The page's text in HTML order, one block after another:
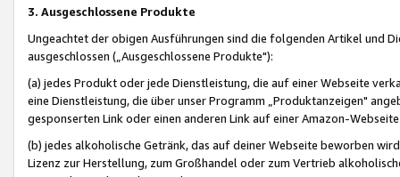
3. Ausgeschlossene Produkte
Ungeachtet der obigen Ausführungen sind die folgenden Artikel und
ausgeschlossen („Ausgeschlossene Produkte"):
(a) jedes Produkt oder jede Dienstleistung, die auf einer Webseite
eine Dienstleistung, die über unser Programm „Produktanzeigen"
gesponserten Link oder einen anderen Link auf einer Amazon-
(b) jedes alkoholische Getränk, das auf deiner Webseite beworben
Lizenz zur Herstellung, zum Großhandel oder zum Vertrieb